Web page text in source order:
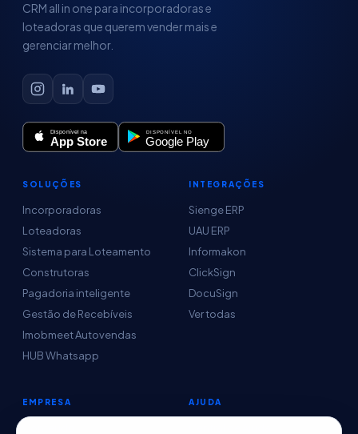
CRM all in one para incorporadoras e
loteadoras que querem vender mais e
gerenciar melhor.
SOLUÇÕES
Incorporadoras
Loteadoras
Sistema para Loteamento
Construtoras
Pagadoria inteligente
Gestão de Recebíveis
Imobmeet Autovendas
HUB Whatsapp
INTEGRAÇÕES
Sienge ERP
UAU ERP
Informakon
ClickSign
DocuSign
Ver todas
EMPRESA AJUDA